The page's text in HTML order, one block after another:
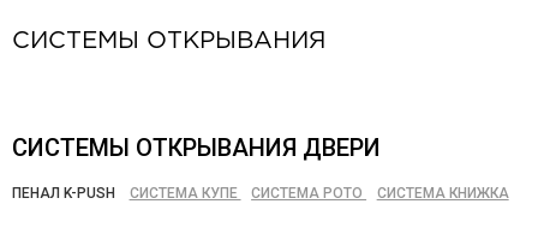
СИСТЕМЫ ОТКРЫВАНИЯ
СИСТЕМЫ ОТКРЫВАНИЯ ДВЕРИ
ПЕНАЛ K-PUSH СИСТЕМА КУПЕ СИСТЕМА РОТО СИСТЕМА КНИЖКА